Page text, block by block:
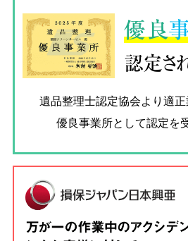
優良
認定さ
遺品整理士認定協会より適
優良事業所として認定を